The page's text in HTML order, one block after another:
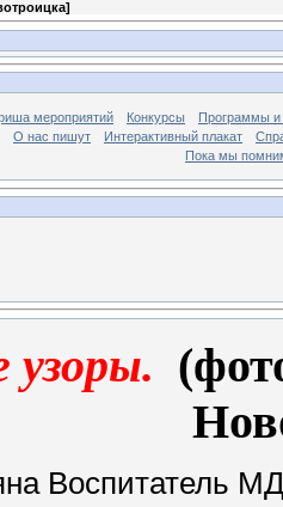
]
мероприятий Конкурсы
Программы и
О нас пишут Интерактивный плакат
Пока мы
Воспитатель